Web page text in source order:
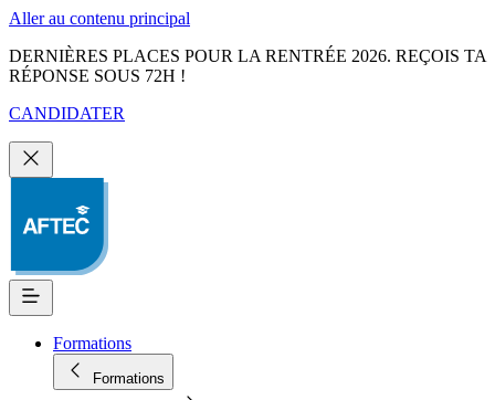
Aller au contenu principal
DERNIÈRES PLACES POUR LA RENTRÉE 2026. REÇOIS TA
RÉPONSE SOUS 72H !
CANDIDATER
Formations
Formations